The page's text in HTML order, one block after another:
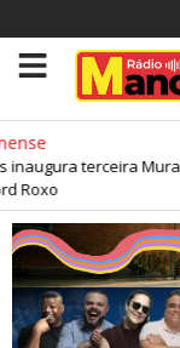
terceira
Roxo